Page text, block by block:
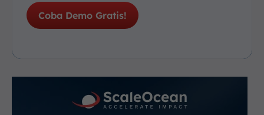
Coba Demo Gratis!